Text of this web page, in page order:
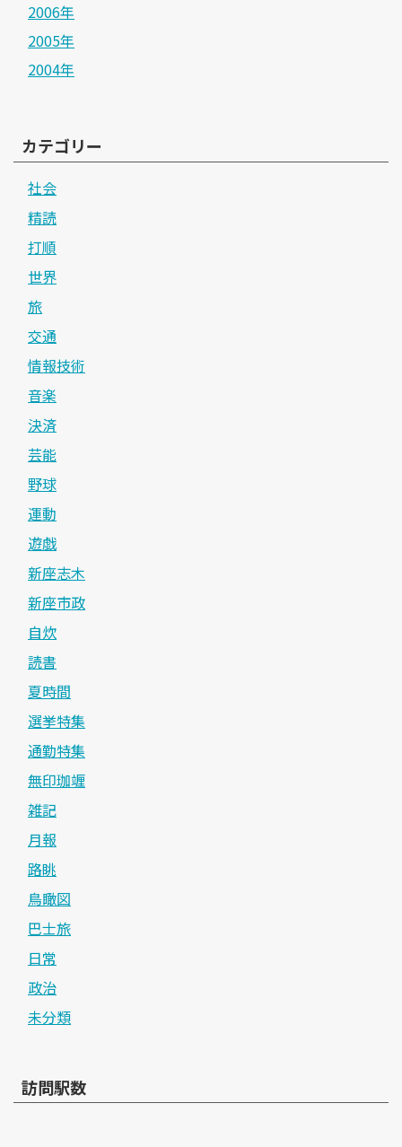
2006年
2005年
2004年
カテゴリー
社会
精読
打順
世界
旅
交通
情報技術
音楽
決済
芸能
野球
運動
遊戯
新座志木
新座市政
自炊
読書
夏時間
選挙特集
通勤特集
無印珈竰
雑記
月報
路眺
鳥瞰図
巴士旅
日常
政治
未分類
訪問駅数